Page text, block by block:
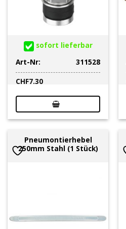
sofort lieferbar
Art-Nr:
311528
CHF7.30
Pneumontierhebel
250mm Stahl (1 Stück)